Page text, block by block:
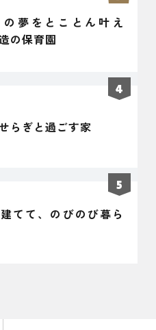
の夢をとことん叶え
の保育園
らぎと過ごす家
てて、のびのび暮ら